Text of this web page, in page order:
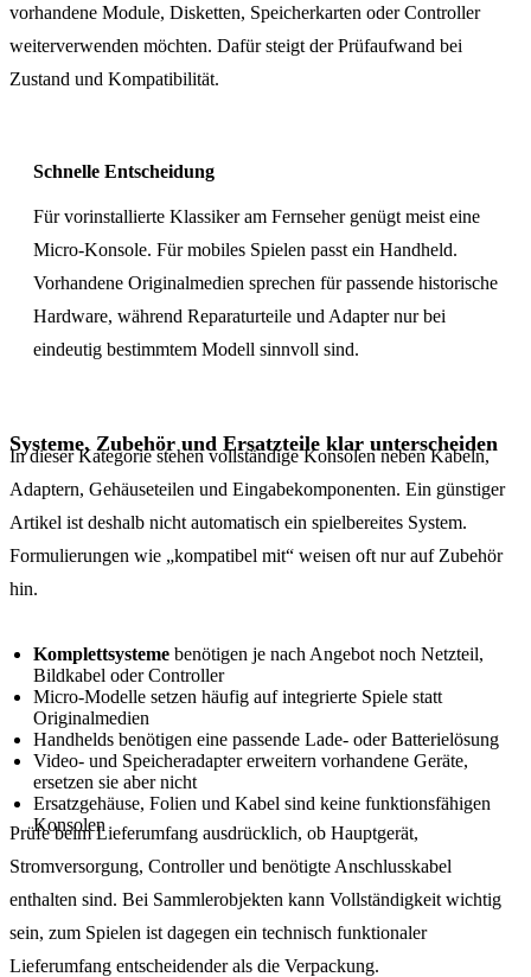
vorhandene Module, Disketten, Speicherkarten oder Controller
weiterverwenden möchten. Dafür steigt der Prüfaufwand bei
Zustand und Kompatibilität.
Schnelle Entscheidung
Für vorinstallierte Klassiker am Fernseher genügt meist eine
Micro-Konsole. Für mobiles Spielen passt ein Handheld.
Vorhandene Originalmedien sprechen für passende historische
Hardware, während Reparaturteile und Adapter nur bei
eindeutig bestimmtem Modell sinnvoll sind.
Systeme, Zubehör und Ersatzteile klar unterscheiden
In dieser Kategorie stehen vollständige Konsolen neben Kabeln,
Adaptern, Gehäuseteilen und Eingabekomponenten. Ein günstiger
Artikel ist deshalb nicht automatisch ein spielbereites System.
Formulierungen wie „kompatibel mit“ weisen oft nur auf Zubehör
hin.
Komplettsysteme benötigen je nach Angebot noch Netzteil,
Bildkabel oder Controller
Micro-Modelle setzen häufig auf integrierte Spiele statt
Originalmedien
Handhelds benötigen eine passende Lade- oder Batterielösung
Video- und Speicheradapter erweitern vorhandene Geräte,
ersetzen sie aber nicht
Ersatzgehäuse, Folien und Kabel sind keine funktionsfähigen
Konsolen
Prüfe beim Lieferumfang ausdrücklich, ob Hauptgerät,
Stromversorgung, Controller und benötigte Anschlusskabel
enthalten sind. Bei Sammlerobjekten kann Vollständigkeit wichtig
sein, zum Spielen ist dagegen ein technisch funktionaler
Lieferumfang entscheidender als die Verpackung.